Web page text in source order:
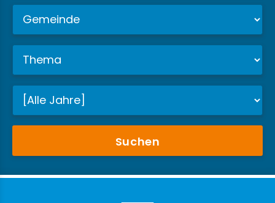
Suchen